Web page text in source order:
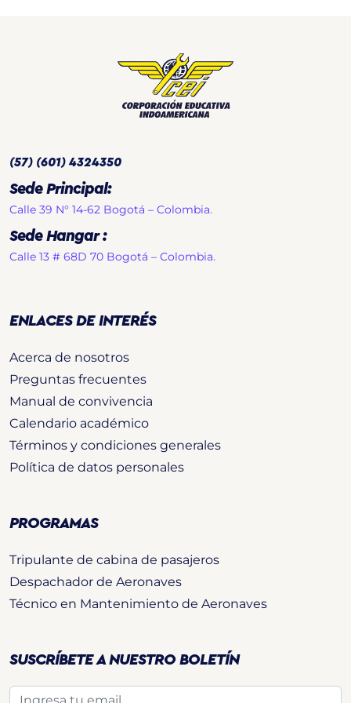
(57) (601) 4324350
Sede Principal:
Calle 39 N° 14-62 Bogotá – Colombia.
Sede Hangar :
Calle 13 # 68D 70 Bogotá – Colombia.
ENLACES DE INTERÉS
Acerca de nosotros
Preguntas frecuentes
Manual de convivencia
Calendario académico
Términos y condiciones generales
Política de datos personales
PROGRAMAS
Tripulante de cabina de pasajeros
Despachador de Aeronaves
Técnico en Mantenimiento de Aeronaves
SUSCRÍBETE A NUESTRO BOLETÍN